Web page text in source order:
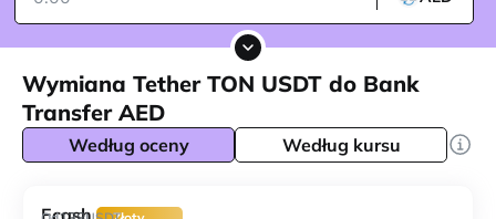
Wymiana Tether TON USDT do Bank
Transfer AED
Według oceny Według kursu
Ecash